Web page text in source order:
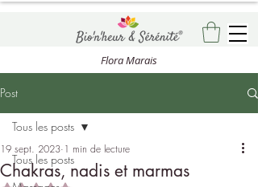
Flora Marais
Post
Tous les posts
Tous les posts
Chakras, nadis et marmas
19 sept. 2023 1 min de lecture